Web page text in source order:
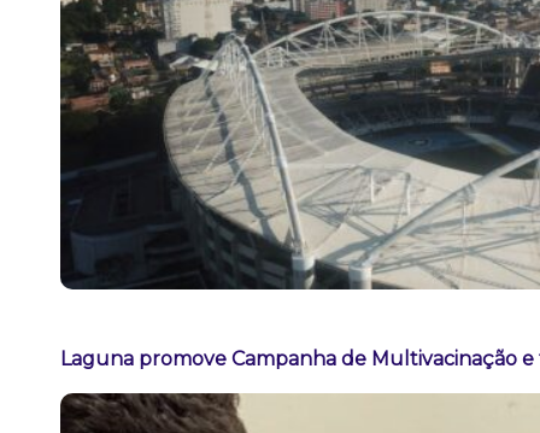
Laguna promove Campanha de Multivacinação e